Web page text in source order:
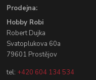
Prodejna:
Hobby Robi
Robert Dujka
Svatoplukova 60a
79601 Prostějov
tel: +420 604 134 534